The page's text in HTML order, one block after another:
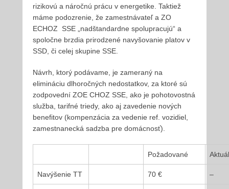
rizikovú a náročnú prácu v energetike. Taktiež
máme podozrenie, že zamestnávateľ a ZO
ECHOZ SSE „nadštandardne spolupracujú“ a
spoločne brzdia prirodzené navyšovanie platov v
SSD, či celej skupine SSE.
Návrh, ktorý podávame, je zameraný na
elimináciu dlhoročných nedostatkov, za ktoré sú
zodpovední ZOE CHOZ SSE, ako je pohotovostná
služba, tarifné triedy, ako aj zavedenie nových
benefitov (kompenzácia za vedenie ref. vozidiel,
zamestnanecká sadzba pre domácnosť).
Požadované
Navýšenie TT 70 € –